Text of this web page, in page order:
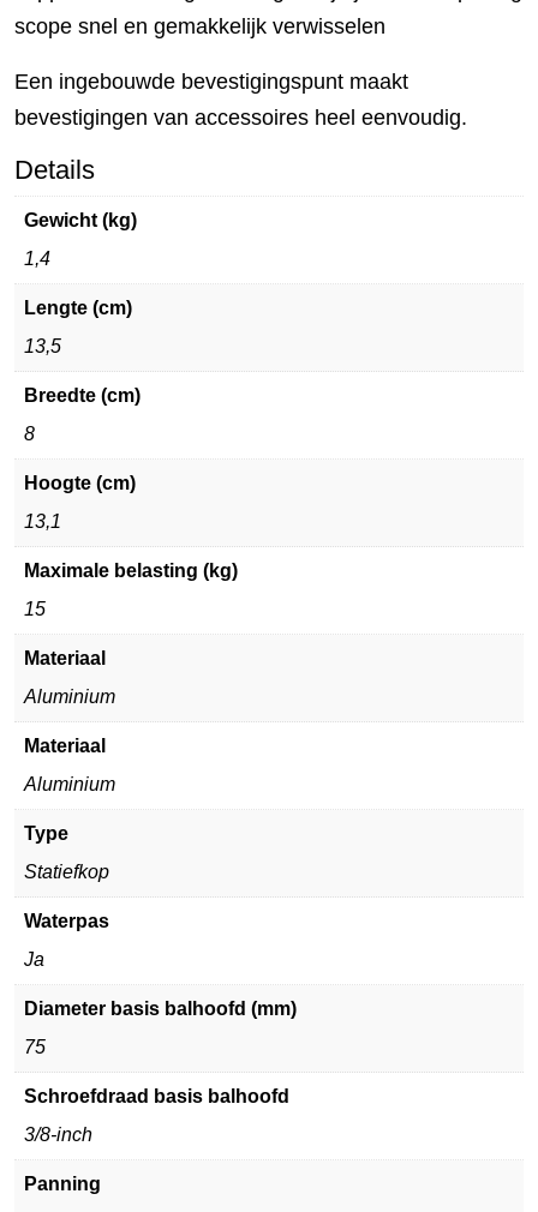
scope snel en gemakkelijk verwisselen
Een ingebouwde bevestigingspunt maakt
bevestigingen van accessoires heel eenvoudig.
Details
Gewicht (kg)
1,4
Lengte (cm)
13,5
Breedte (cm)
8
Hoogte (cm)
13,1
Maximale belasting (kg)
15
Materiaal
Aluminium
Materiaal
Aluminium
Type
Statiefkop
Waterpas
Ja
Diameter basis balhoofd (mm)
75
Schroefdraad basis balhoofd
3/8-inch
Panning